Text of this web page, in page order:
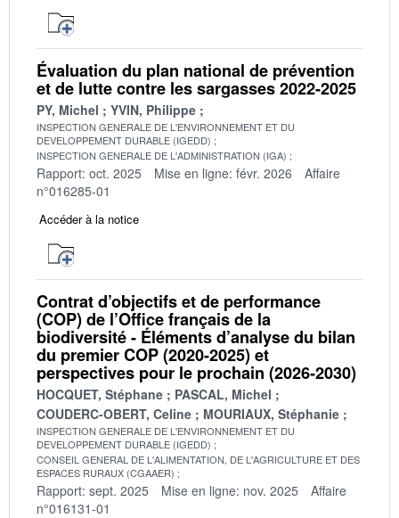
Évaluation du plan national de prévention
et de lutte contre les sargasses 2022-2025
PY, Michel YVIN, Philippe
INSPECTION GENERALE DE L'ENVIRONNEMENT ET DU
DEVELOPPEMENT DURABLE (IGEDD)
INSPECTION GENERALE DE L'ADMINISTRATION (IGA)
Rapport: oct. 2025 Mise en ligne: févr. 2026
Affaire
n°016285-01
Accéder à la notice
Contrat d’objectifs et de performance
(COP) de l’Office français de la
biodiversité - Éléments d’analyse du bilan
du premier COP (2020-2025) et
perspectives pour le prochain (2026-2030)
HOCQUET, Stéphane
PASCAL, Michel
COUDERC-OBERT, Celine
MOURIAUX, Stéphanie
INSPECTION GENERALE DE L'ENVIRONNEMENT ET DU
DEVELOPPEMENT DURABLE (IGEDD)
CONSEIL GENERAL DE L'ALIMENTATION, DE L'AGRICULTURE ET DES
ESPACES RURAUX (CGAAER)
Rapport: sept. 2025 Mise en ligne: nov. 2025
Affaire
n°016131-01